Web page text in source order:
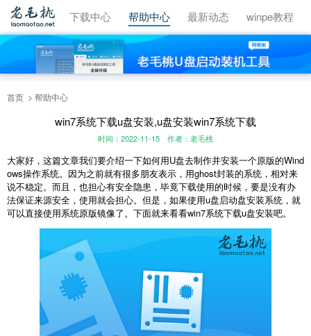
视频教程 下载中心 帮助中心 最新动态 winpe教程
首页 帮助中心
win7系统下载u盘安装,u盘安装win7系统下载
时间：2022-11-15 作者：老毛桃
大家好，这篇文章我们要介绍一下如何用U盘去制作并安装一个原版的Wind
ows操作系统。因为之前就有很多朋友表示，用ghost封装的系统，相对来
说不稳定。而且，也担心有安全隐患，毕竟下载使用的时候，要是没有办
法保证来源安全，使用就会担心。但是，如果使用u盘启动盘安装系统，就
可以直接使用系统原版镜像了。下面就来看看win7系统下载u盘安装吧。